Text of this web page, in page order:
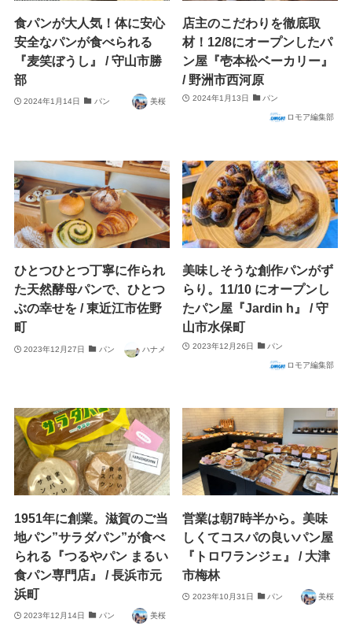
食パンが大人気！体に安心
安全なパンが食べられる
『麦笑ぼうし』 / 守山市勝
部
2024年1月14日 パン 美桜
店主のこだわりを徹底取
材！12/8にオープンしたパ
ン屋『壱本松ベーカリー』
/ 野洲市西河原
2024年1月13日 パン
ロモア編集部
ひとつひとつ丁寧に作られ
た天然酵母パンで、ひとつ
ぶの幸せを / 東近江市佐野
町
2023年12月27日 パン ハナメ
美味しそうな創作パンがず
らり。11/10 にオープンし
たパン屋『Jardin h』 / 守
山市水保町
2023年12月26日 パン
ロモア編集部
1951年に創業。滋賀のご当
地パン”サラダパン”が食べ
られる『つるやパン まるい
食パン専門店』 / 長浜市元
浜町
2023年12月14日 パン 美桜
営業は朝7時半から。美味
しくてコスパの良いパン屋
『トロワランジェ』 / 大津
市梅林
2023年10月31日 パン 美桜